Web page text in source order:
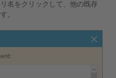
名をクリックして、他の既存
。